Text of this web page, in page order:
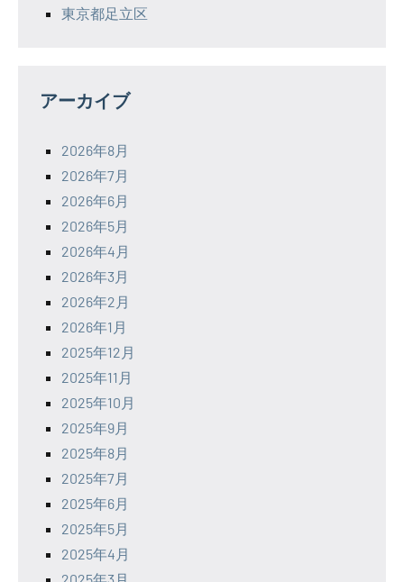
東京都足立区
アーカイブ
2026年8月
2026年7月
2026年6月
2026年5月
2026年4月
2026年3月
2026年2月
2026年1月
2025年12月
2025年11月
2025年10月
2025年9月
2025年8月
2025年7月
2025年6月
2025年5月
2025年4月